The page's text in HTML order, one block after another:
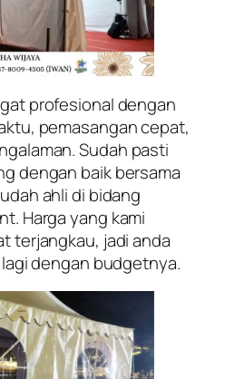
profesional dengan
pemasangan cepat,
Sudah pasti
dengan baik bersama
ahli di bidang
Harga yang kami
terjangkau, jadi anda
dengan budgetnya.